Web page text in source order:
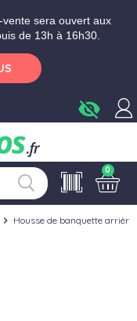
sera ouvert aux
de 13h à 16h30.
visibility_off
0
chevron_right Housse de banquette